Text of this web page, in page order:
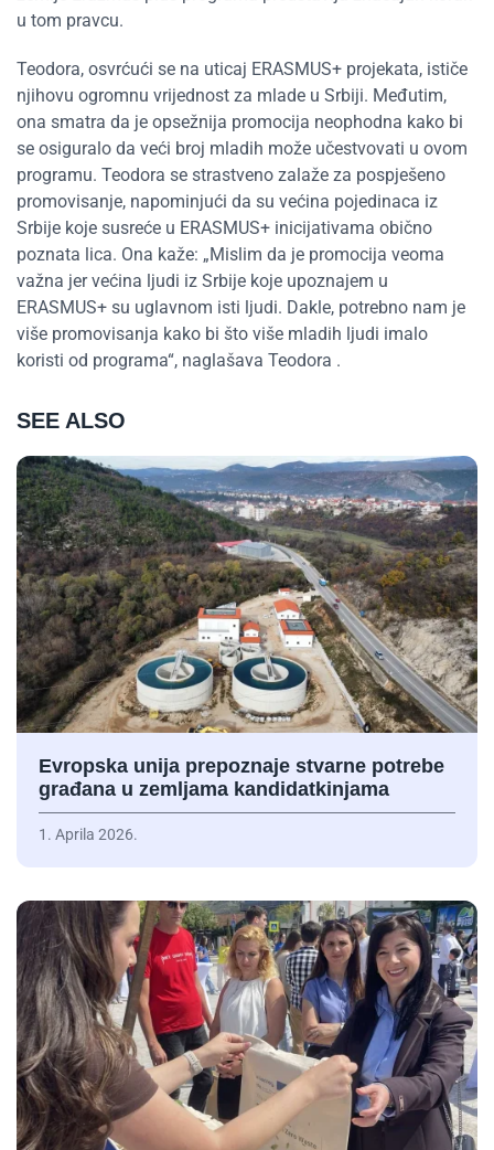
u tom pravcu.
Teodora, osvrćući se na uticaj ERASMUS+ projekata, ističe
njihovu ogromnu vrijednost za mlade u Srbiji. Međutim,
ona smatra da je opsežnija promocija neophodna kako bi
se osiguralo da veći broj mladih može učestvovati u ovom
programu. Teodora se strastveno zalaže za pospješeno
promovisanje, napominjući da su većina pojedinaca iz
Srbije koje susreće u ERASMUS+ inicijativama obično
poznata lica. Ona kaže: „Mislim da je promocija veoma
važna jer većina ljudi iz Srbije koje upoznajem u
ERASMUS+ su uglavnom isti ljudi. Dakle, potrebno nam je
više promovisanja kako bi što više mladih ljudi imalo
koristi od programa“, naglašava Teodora .
SEE ALSO
Evropska unija prepoznaje stvarne potrebe
građana u zemljama kandidatkinjama
1. Aprila 2026.